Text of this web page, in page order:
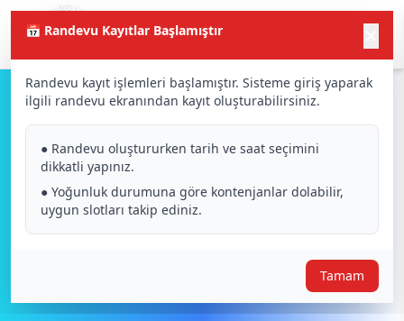
📅 Randevu Kayıtlar Başlamıştır
Randevu kayıt işlemleri başlamıştır. Sisteme giriş yaparak
ilgili randevu ekranından kayıt oluşturabilirsiniz.
● Randevu oluştururken tarih ve saat seçimini
dikkatli yapınız.
● Yoğunluk durumuna göre kontenjanlar dolabilir,
uygun slotları takip ediniz.
Tamam
Ön Eleme Süreci ve Robot
Üretim Raporu